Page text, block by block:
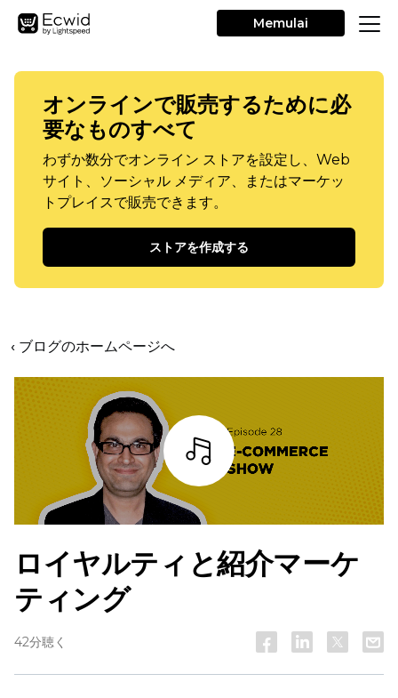
Memulai
オンラインで販売するために必
要なものすべて
わずか数分でオンライン ストアを設定し、Web
サイト、ソーシャル メディア、またはマーケッ
トプレイスで販売できます。
ストアを作成する
‹ ブログのホームページへ
詳細を見る
ロイヤルティと紹介マーケ
ティング
42分聴く